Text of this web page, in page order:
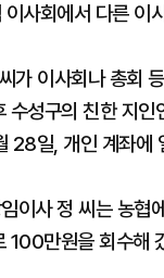
사회에서 다른 이
가 이사회나 총회
성구의 친한 지
28일, 개인 계좌에
이사 정 씨는 농
100만원을 회수해